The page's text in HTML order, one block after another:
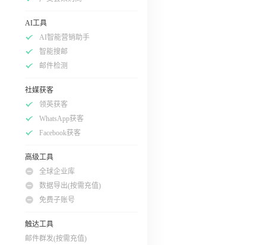
AI工具
AI智能营销助手
智能搜邮
邮件检测
社媒获客
领英获客
WhatsApp获客
Facebook获客
高级工具
全球企业库
数据导出(按需充值)
免费子账号
触达工具
邮件群发(按需充值)